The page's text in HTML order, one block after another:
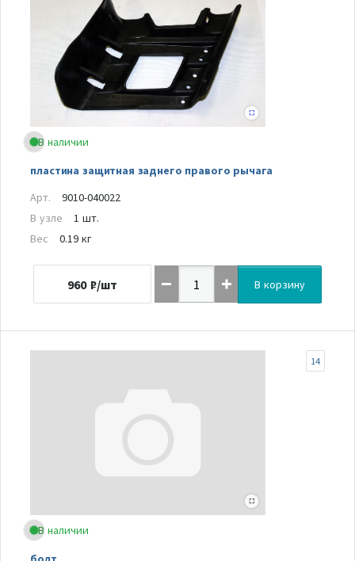
В наличии
пластина защитная заднего правого рычага
Арт.
9010-040022
В узле
1 шт.
Вес
0.19 кг
960 ₽/шт В корзину
В наличии
14